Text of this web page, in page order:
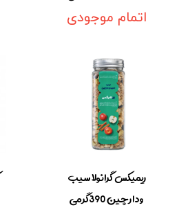
اتمام موجودی
ریمیکس گرانولا سیب
ودارچین 390گرمی